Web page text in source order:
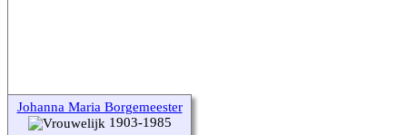
Johanna Maria Borgemeester
1903-1985